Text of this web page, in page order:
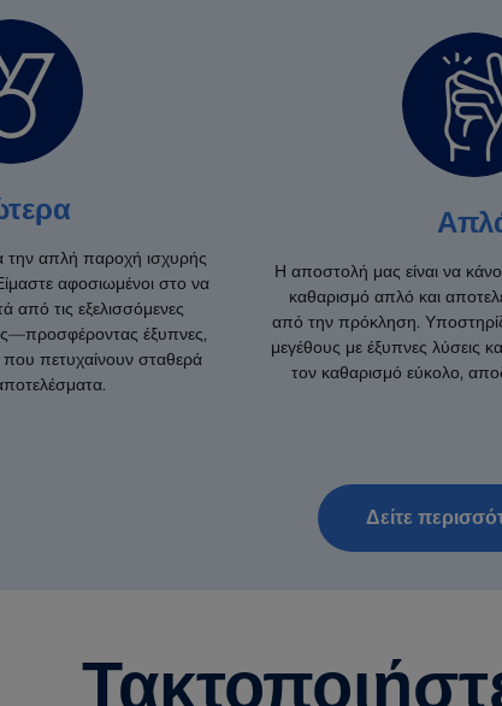
απλή παροχή ισχυρής
αφοσιωμένοι στο να
τις εξελισσόμενες
έξυπνες,
που πετυχαίνουν σταθερά
Η αποστολή μας είναι να
καθαρισμό απλό και
από την πρόκληση.
μεγέθους με έξυπνες λύσεις
τον καθαρισμό εύκολο,
Δείτε